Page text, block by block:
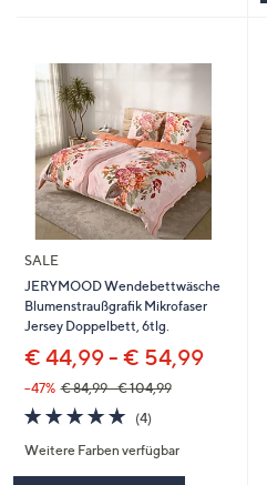
SALE
JERYMOOD Wendebettwäsche
Blumenstraußgrafik Mikrofaser
Jersey Doppelbett, 6tlg.
€ 44,99 - € 54,99
--47% € 84,99 - € 104,99
4.8
von
5
(4)4
Weitere Farben verfügbar